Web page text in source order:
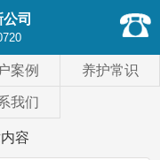
司
案例 养护常识
我们
容